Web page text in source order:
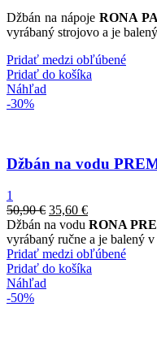
Džbán na nápoje RONA
vyrábaný strojovo a je
Pridať medzi obľúbené
Pridať do košíka
Náhľad
-30%
Džbán na vodu
1
50,90€ 35,60 €
Džbán na vodu RONA
vyrábaný ručne a je balený
Pridať medzi obľúbené
Pridať do košíka
Náhľad
-50%